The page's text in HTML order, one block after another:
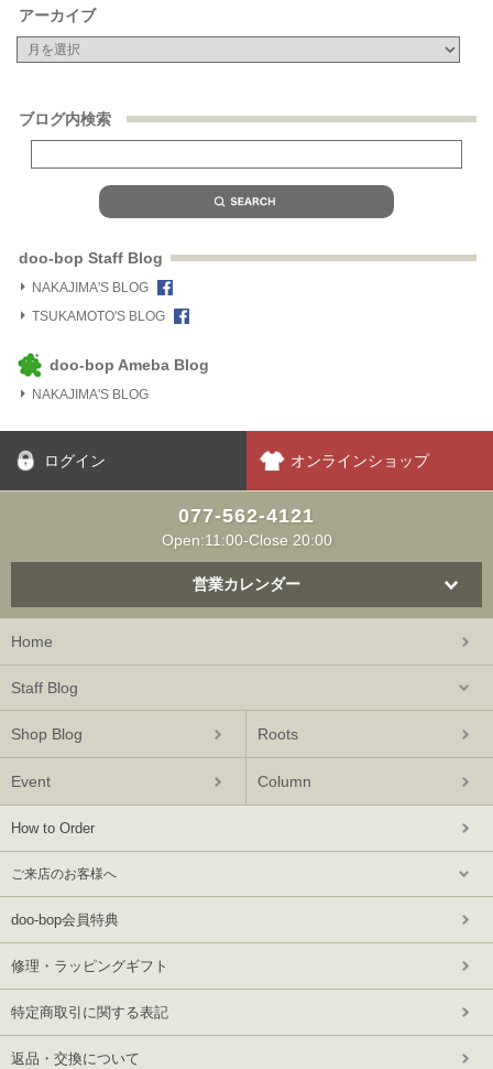
アーカイブ
ブログ内検索
doo-bop Staff Blog
NAKAJIMA'S BLOG
TSUKAMOTO'S BLOG
doo-bop Ameba Blog
NAKAJIMA'S BLOG
ログイン オンラインショップ
077-562-4121
Open:11:00-Close 20:00
営業カレンダー
Home
Staff Blog
Shop Blog Roots
Event Column
How to Order
ご来店のお客様へ
doo-bop会員特典
修理・ラッピングギフト
特定商取引に関する表記
返品・交換について